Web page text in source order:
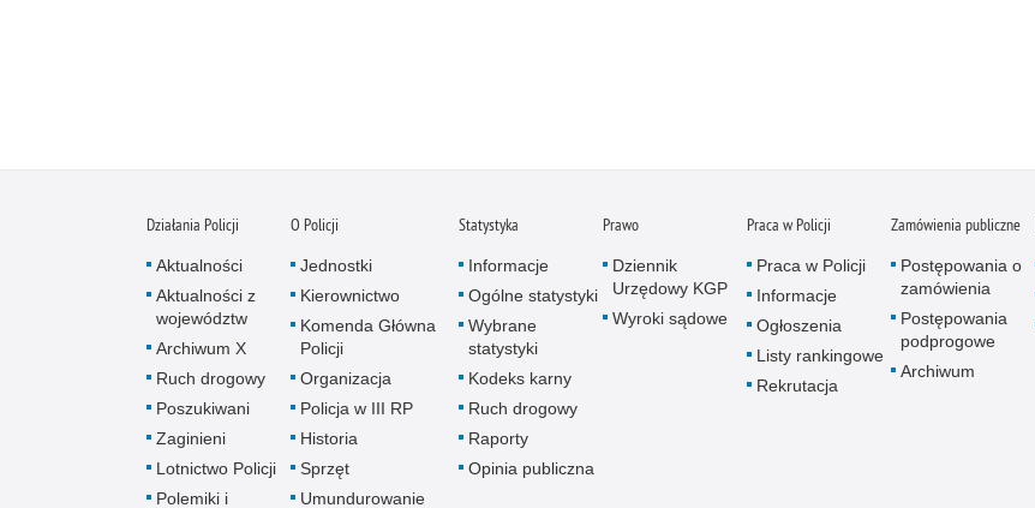
Działania Policji
Aktualności
Aktualności z
województw
Archiwum X
Ruch drogowy
Poszukiwani
Zaginieni
Lotnictwo Policji
Polemiki i
O Policji
Jednostki
Kierownictwo
Komenda Główna
Policji
Organizacja
Policja w III RP
Historia
Sprzęt
Umundurowanie
Statystyka
Informacje
Ogólne statystyki
Wybrane
statystyki
Kodeks karny
Ruch drogowy
Raporty
Opinia publiczna
Prawo
Dziennik
Urzędowy KGP
Wyroki sądowe
Praca w Policji
Praca w Policji
Informacje
Ogłoszenia
Listy rankingowe
Rekrutacja
Zamówienia publiczne
Postępowania o
zamówienia
Postępowania
podprogowe
Archiwum